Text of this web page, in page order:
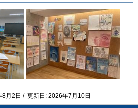
8月2日 / 更新日: 2026年7月10日